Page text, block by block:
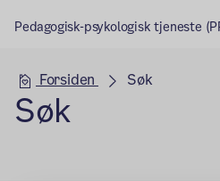
Pedagogisk-psykologisk tjeneste
Hovedseksjon
Forsiden Søk
Søk